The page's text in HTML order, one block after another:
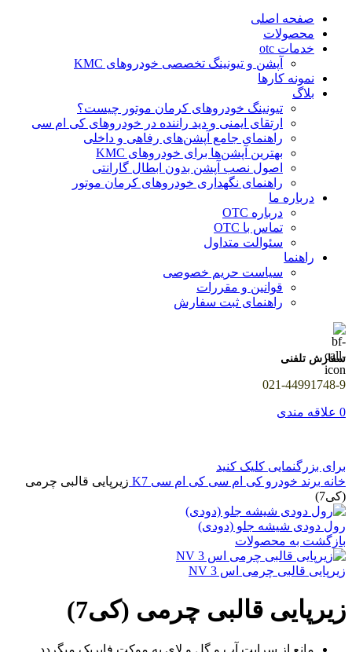
صفحه اصلی
محصولات
خدمات otc
آپشن و تیونینگ تخصصی خودروهای KMC
نمونه کارها
بلاگ
تیونینگ خودروهای کرمان موتور چیست؟
ارتقای ایمنی و دید راننده در خودروهای کی ام سی
راهنمای جامع آپشن‌های رفاهی و داخلی
بهترین آپشن‌ها برای خودروهای KMC
اصول نصب آپشن بدون ابطال گارانتی
راهنمای نگهداری خودروهای کرمان موتور
درباره ما
درباره OTC
تماس با OTC
سئوالت متداول
راهنما
سیاست حریم خصوصی
قوانین و مقررات
راهنمای ثبت سفارش
سفارش تلفنی
021-44991748-9
0 علاقه مندی
برای بزرگنمایی کلیک کنید
خانه برند خودرو کی ام سی کی ام سی K7
زیرپایی قالبی چرمی
(کی7)
رول دودی شیشه جلو (دودی)
بازگشت به محصولات
زیرپایی قالبی چرمی اس 3 NV
زیرپایی قالبی چرمی (کی7)
مانع از سرایت آب و گل و لای به موکت فابریک میگردد